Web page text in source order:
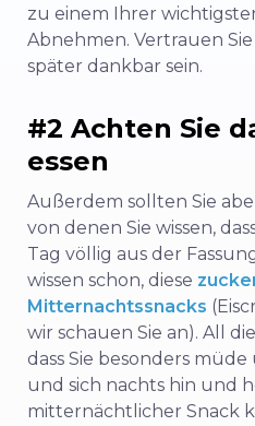
zu einem Ihrer
Abnehmen. Vertrauen
später dankbar sein.
#2 Achten Sie
essen
Außerdem sollten Sie
von denen Sie wissen,
Tag völlig aus der
wissen schon, diese
Mitternachtssnacks
wir schauen Sie an). All
dass Sie besonders
und sich nachts hin und
mitternächtlicher Snack